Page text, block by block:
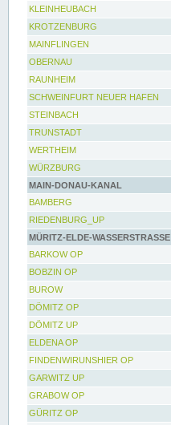
KLEINHEUBACH
KROTZENBURG
MAINFLINGEN
OBERNAU
RAUNHEIM
SCHWEINFURT NEUER HAFEN
STEINBACH
TRUNSTADT
WERTHEIM
WÜRZBURG
MAIN-DONAU-KANAL
BAMBERG
RIEDENBURG_UP
MÜRITZ-ELDE-WASSERSTRASSE
BARKOW OP
BOBZIN OP
BUROW
DÖMITZ OP
DÖMITZ UP
ELDENA OP
FINDENWIRUNSHIER OP
GARWITZ UP
GRABOW OP
GÜRITZ OP